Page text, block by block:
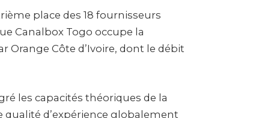
place des 18 fournisseurs
Canalbox Togo occupe la
Orange Côte d’Ivoire, dont le débit
les capacités théoriques de la
qualité d’expérience globalement